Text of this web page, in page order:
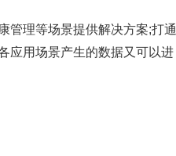
管理等场景提供解决方案;打通
应用场景产生的数据又可以进